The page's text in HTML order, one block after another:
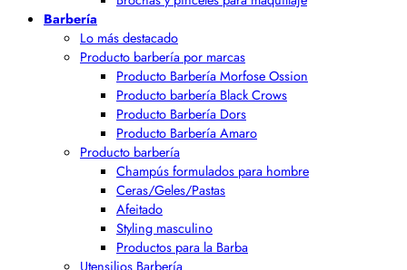
Barbería
Lo más destacado
Producto barbería por marcas
Producto Barbería Morfose Ossion
Producto barbería Black Crows
Producto Barbería Dors
Producto Barbería Amaro
Producto barbería
Champús formulados para hombre
Ceras/Geles/Pastas
Afeitado
Styling masculino
Productos para la Barba
Utensilios Barbería